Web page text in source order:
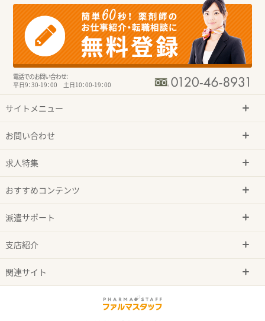
電話でのお問い合わせ：
平日9：30-19：00 土日10：00-19：00
サイトメニュー
お問い合わせ
求人特集
おすすめコンテンツ
派遣サポート
支店紹介
関連サイト